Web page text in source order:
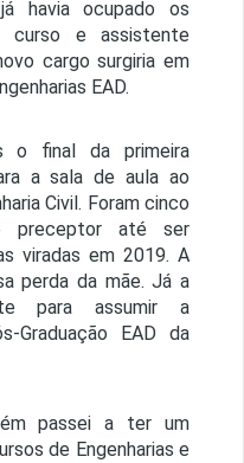
havia ocupado os
e assistente
cargo surgiria em
EAD.
o final da primeira
a sala de aula ao
Civil. Foram cinco
preceptor até ser
viradas em 2019. A
perda da mãe. Já a
para assumir a
Graduação EAD da
passei a ter um
de Engenharias e